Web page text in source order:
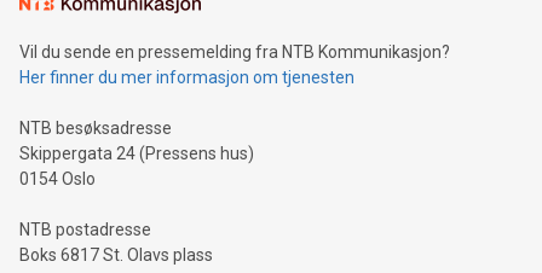
Vil du sende en pressemelding fra NTB Kommunikasjon?
Her finner du mer informasjon om tjenesten
NTB besøksadresse
Skippergata 24 (Pressens hus)
0154 Oslo
NTB postadresse
Boks 6817 St. Olavs plass